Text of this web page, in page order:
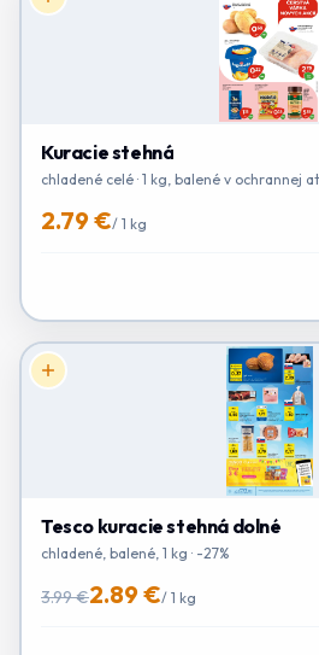
Kuracie stehná
chladené celé · 1 kg, balené v ochrannej
2.79 €/ 1 kg
Tesco kuracie stehná dolné
chladené, balené, 1 kg · -27%
3.99 €2.89 €/ 1 kg